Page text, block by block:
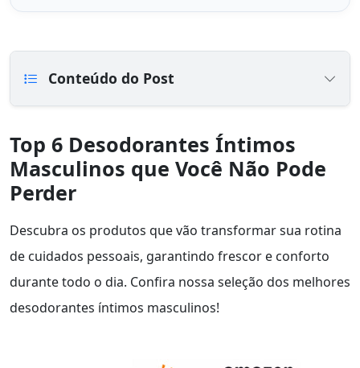
Conteúdo do Post
Top 6 Desodorantes Íntimos
Masculinos que Você Não Pode
Perder
Descubra os produtos que vão transformar sua rotina
de cuidados pessoais, garantindo frescor e conforto
durante todo o dia. Confira nossa seleção dos melhores
desodorantes íntimos masculinos!